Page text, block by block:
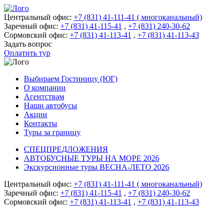
Центральный офис: +7 (831) 41-111-41 ( многоканальный)
Заречный офис: +7 (831) 41-115-41 , +7 (831) 240-30-62
Сормовский офис: +7 (831) 41-113-41 , +7 (831) 41-113-43
Задать вопрос
Оплатить тур
Выбираем Гостиницу (ЮГ)
О компании
Агентствам
Наши автобусы
Акции
Контакты
Туры за границу
СПЕЦПРЕДЛОЖЕНИЯ
АВТОБУСНЫЕ ТУРЫ НА МОРЕ 2026
Экскурсионные туры ВЕСНА-ЛЕТО 2026
Центральный офис: +7 (831) 41-111-41 ( многоканальный)
Заречный офис: +7 (831) 41-115-41 , +7 (831) 240-30-62
Сормовский офис: +7 (831) 41-113-41 , +7 (831) 41-113-43